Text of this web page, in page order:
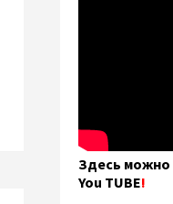
Здесь можно
You TUBE!